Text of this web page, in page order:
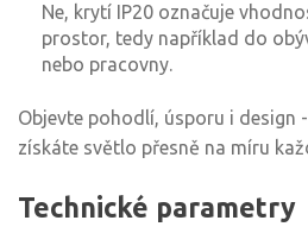
Ne, krytí IP20 označuje
prostor, tedy například do
nebo pracovny.
Objevte pohodlí, úsporu i design
získáte světlo přesně na míru
Technické parametry